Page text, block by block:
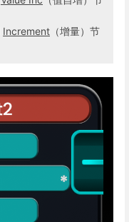
Increment （增量）节